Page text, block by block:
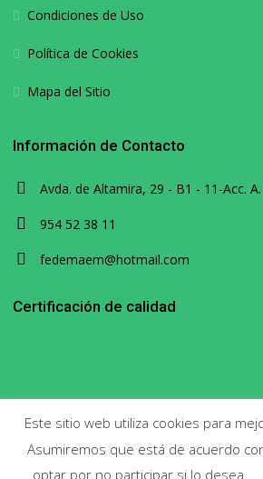
Condiciones de Uso
Política de Cookies
Mapa del Sitio
Información de Contacto
Avda. de Altamira, 29 - B1 - 11-Acc.
954 52 38 11
fedemaem@hotmail.com
Certificación de calidad
Copyright 2020. Todos los
Este sitio web utiliza cookies para
Asumiremos que está de acuerdo
optar por no participar si lo desea.